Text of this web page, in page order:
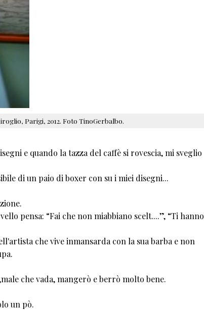
Parigi, 2012. Foto TinoGerbalbo.
e quando la tazza del caffè si rovescia, mi sveglio
di un paio di boxer con su i miei disegni...
pensa: “Fai che non miabbiano scelt....”, “Ti hanno
che vive inmansarda con la sua barba e non
che vada, mangerò e berrò molto bene.
un pò.